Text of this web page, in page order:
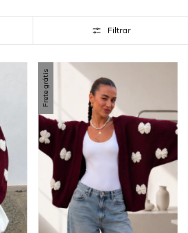
Filtrar
Frete grátis